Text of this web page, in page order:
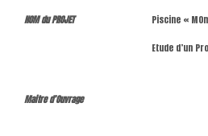
NOM du PROJET Piscine «
Etude d’un
Maitre d’Ouvrage